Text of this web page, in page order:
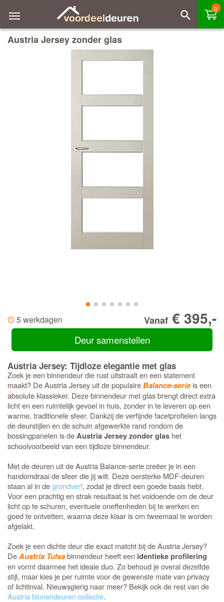
0
Austria Jersey zonder glas
5 werkdagen Vanaf € 395,-
Deur samenstellen
Austria Jersey: Tijdloze elegantie met glas
Zoek je een binnendeur die rust uitstraalt en een statement
maakt? De Austria Jersey uit de populaireBalance-serie is een
absolute klassieker. Deze binnendeur met glas brengt direct extra
licht en een ruimtelijk gevoel in huis, zonder in te leveren op een
warme, traditionele sfeer. Dankzij de verfijnde facetprofielen langs
de deurstijlen en de schuin afgewerkte rand rondom de
bossingpanelen is deAustria Jersey zonder glas het
schoolvoorbeeld van een tijdloze binnendeur.
Met de deuren uit de Austria Balance-serie creëer je in een
handomdraai de sfeer die jij wilt. Deze oersterke MDF-deuren
staan al in degrondverf, zodat je direct een goede basis hebt.
Voor een prachtig en strak resultaat is het voldoende om de deur
licht op te schuren, eventuele oneffenheden bij te werken en
goed te ontvetten, waarna deze klaar is om tweemaal te worden
afgelakt.
Zoek je een dichte deur die exact matcht bij de Austria Jersey?
DeAustria Tulsabinnendeur heeft een identieke profilering
en vormt daarmee het ideale duo. Zo behoud je overal dezelfde
stijl, maar kies je per ruimte voor de gewenste mate van privacy
of lichtinval. Nieuwsgierig naar meer? Bekijk ook de rest van de
Austria binnendeuren collectie.